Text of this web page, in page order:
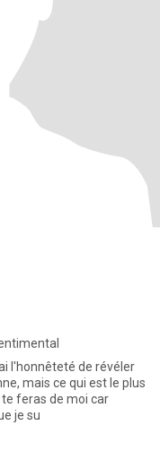
l'honnêteté de révéler
mais ce qui est le plus
feras de moi car
je su